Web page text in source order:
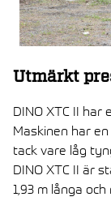
Utmärkt
DINO XTC II
Maskinen har
tack vare låg
DINO XTC II är
1,93 m långa